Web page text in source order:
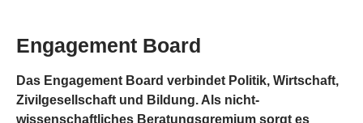
Engagement Board
Das Engagement Board verbindet Politik, Wirtschaft,
Zivilgesellschaft und Bildung. Als nicht-
wissenschaftliches Beratungsgremium sorgt es